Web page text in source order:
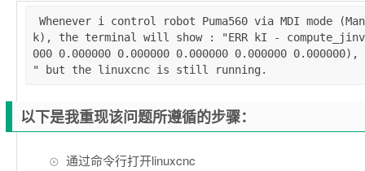
k), the terminal will show : "ERR kI -
000 0.000000 0.000000 0.000000 0.000000
以下是我重现该问题所遵循的步骤：
通过命令行打开linuxcnc